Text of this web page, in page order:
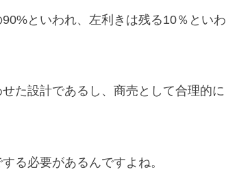
といわれ、左利きは残る10％といわ
た設計であるし、商売として合理的に
る必要があるんですよね。